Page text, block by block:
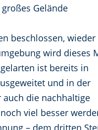
Gelände
beschlossen, wieder
wird dieses
ist bereits in
und in der
auch die nachhaltige
viel besser
– dem dritten